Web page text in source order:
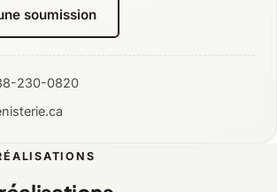
soumission
230-0820